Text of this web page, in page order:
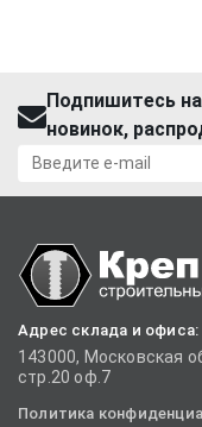
Подпишитесь
новинок,
Адрес склада и офиса:
143000, Московская
стр.20 оф.7
Политика